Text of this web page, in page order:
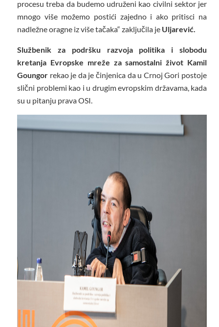
procesu treba da budemo udruženi kao civilni sektor jer
mnogo više možemo postići zajedno i ako pritisci na
nadležne oragne iz više tačaka“ zaključila je Uljarević.
Službenik za podršku razvoja politika i slobodu
kretanja Evropske mreže za samostalni život Kamil
Goungor rekao je da je činjenica da u Crnoj Gori postoje
slični problemi kao i u drugim evropskim državama, kada
su u pitanju prava OSI.